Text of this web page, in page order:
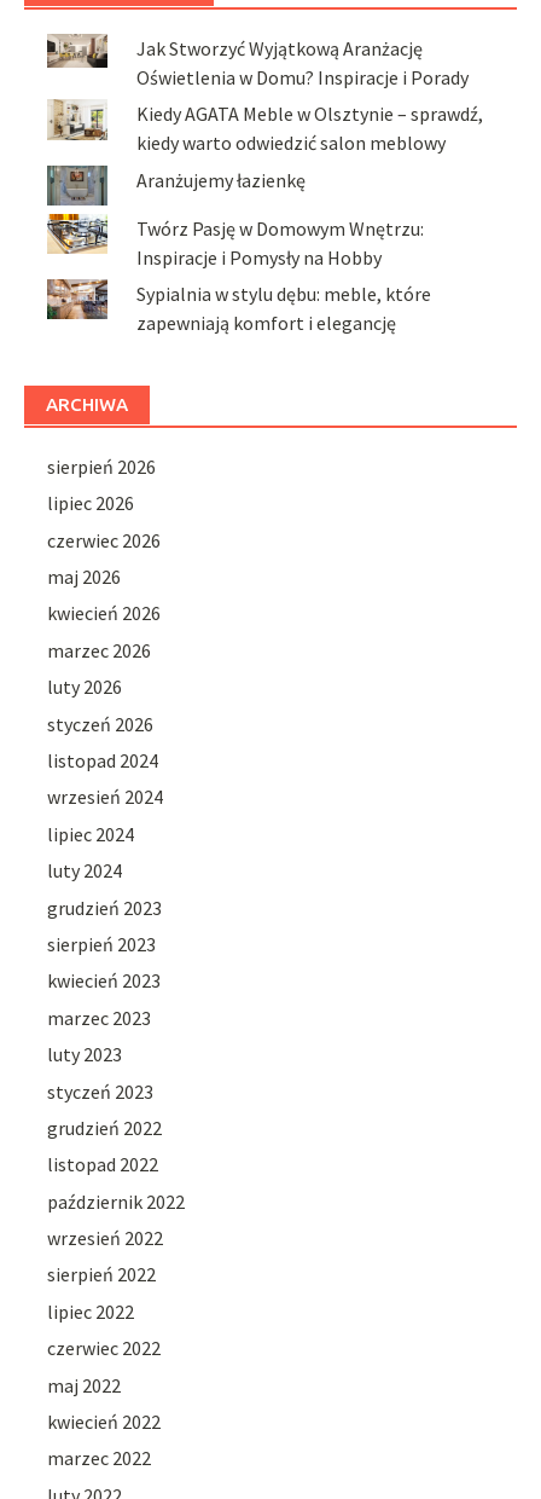
Jak Stworzyć Wyjątkową Aranżację
Oświetlenia w Domu? Inspiracje i Porady
Kiedy AGATA Meble w Olsztynie – sprawdź,
kiedy warto odwiedzić salon meblowy
Aranżujemy łazienkę
Twórz Pasję w Domowym Wnętrzu:
Inspiracje i Pomysły na Hobby
Sypialnia w stylu dębu: meble, które
zapewniają komfort i elegancję
ARCHIWA
sierpień 2026
lipiec 2026
czerwiec 2026
maj 2026
kwiecień 2026
marzec 2026
luty 2026
styczeń 2026
listopad 2024
wrzesień 2024
lipiec 2024
luty 2024
grudzień 2023
sierpień 2023
kwiecień 2023
marzec 2023
luty 2023
styczeń 2023
grudzień 2022
listopad 2022
październik 2022
wrzesień 2022
sierpień 2022
lipiec 2022
czerwiec 2022
maj 2022
kwiecień 2022
marzec 2022